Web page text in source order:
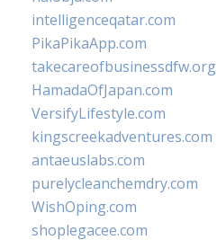
intelligenceqatar.com
PikaPikaApp.com
takecareofbusinessdfw.org
HamadaOfJapan.com
VersifyLifestyle.com
kingscreekadventures.com
antaeuslabs.com
purelycleanchemdry.com
WishOping.com
shoplegacee.com